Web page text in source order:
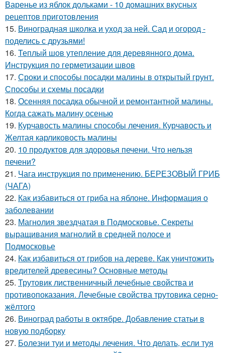
Варенье из яблок дольками - 10 домашних вкусных
рецептов приготовления
15. Виноградная школка и уход за ней. Сад и огород -
поделись с друзьями!
16. Теплый шов утепление для деревянного дома.
Инструкция по герметизации швов
17. Сроки и способы посадки малины в открытый грунт.
Способы и схемы посадки
18. Осенняя посадка обычной и ремонтантной малины.
Когда сажать малину осенью
19. Курчавость малины способы лечения. Курчавость и
Желтая карликовость малины
20. 10 продуктов для здоровья печени. Что нельзя
печени?
21. Чага инструкция по применению. БЕРЕЗОВЫЙ ГРИБ
(ЧАГА)
22. Как избавиться от гриба на яблоне. Информация о
заболевании
23. Магнолия звездчатая в Подмосковье. Секреты
выращивания магнолий в средней полосе и
Подмосковье
24. Как избавиться от грибов на дереве. Как уничтожить
вредителей древесины? Основные методы
25. Трутовик лиственничный лечебные свойства и
противопоказания. Лечебные свойства трутовика серно-
жёлтого
26. Виноград работы в октябре. Добавление статьи в
новую подборку
27. Болезни туи и методы лечения. Что делать, если туя